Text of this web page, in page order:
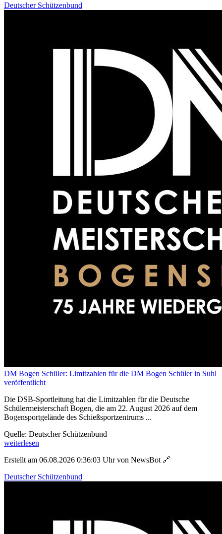
Deutscher Schützenbund
DM Bogen Schüler: Limitzahlen für die DM Bogen Schüler in Suhl
veröffentlicht
Die DSB-Sportleitung hat die Limitzahlen für die Deutsche
Schülermeisterschaft Bogen, die am 22. August 2026 auf dem
Bogensportgelände des Schießsportzentrums ...
Quelle: Deutscher Schützenbund
weiterlesen
Erstellt am 06.08.2026 0:36:03 Uhr von NewsBot 🔗
Deutscher Schützenbund